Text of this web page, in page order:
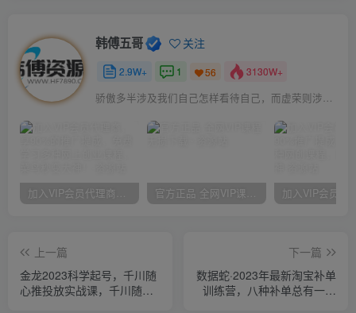
韩傅五哥 关注
2.9W+ 1 56 3130W+
骄傲多半涉及我们自己怎样看待自己，而虚荣则涉及我们想别人怎样看我们
加入VIP会员代理商，享90%的推广提成，免费学习多种网上创业课程，菜鸟秒变大神！ 官方正品 全网VIP课程 无损下载~
上一篇
金龙2023科学起号，千川随
心推投放实战课，千川随心
下一篇
数据蛇·2023年最新淘宝补单
训练营，八种补单总有一种